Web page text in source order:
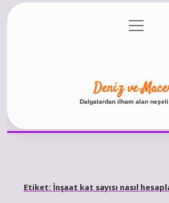
Gizlilik Politikası
menüyü
aç
Deniz ve
Dalgalardan ilham alan
Etiket: İnşaat kat sayısı nasıl